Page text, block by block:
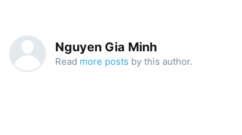
Nguyen Gia Minh
Read more posts by this author.